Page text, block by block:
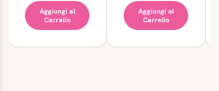
Aggiungi al
Carrello
Aggiungi al
Carrello